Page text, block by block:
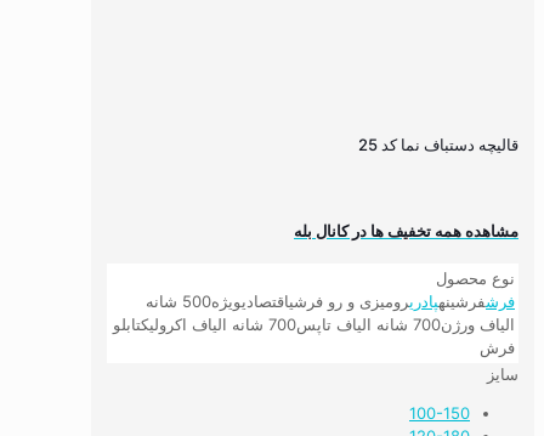
قالیچه دستباف نما کد 25
مشاهده همه تخفیف ها در کانال بله
نوع محصول
فرشفرشینهپادریرومیزی و رو فرشیاقتصادیویژه
500 شانه
الیاف ورژن700 شانه الیاف تاپس 700 شانه الیاف اکرولیک
تابلو
فرش
سایز
100-150